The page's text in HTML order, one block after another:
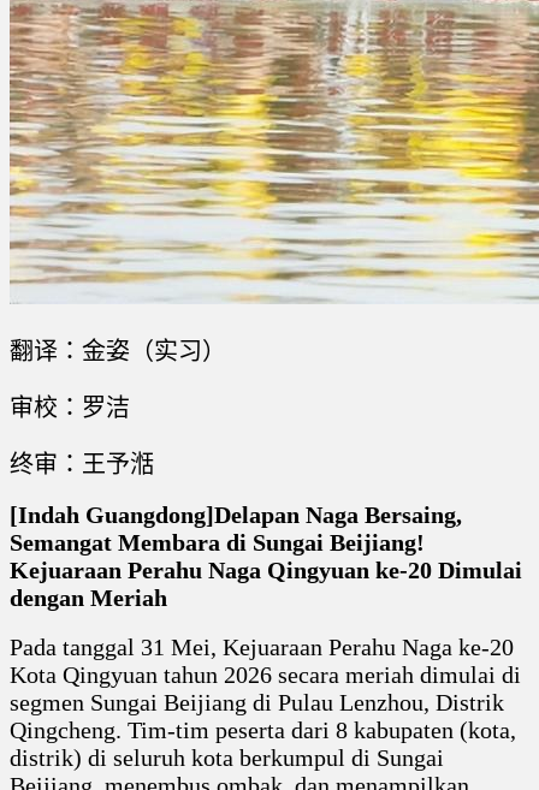
翻译：金姿（实习）
审校：罗洁
终审：王予湉
[Indah Guangdong]Delapan Naga Bersaing,
Semangat Membara di Sungai Beijiang!
Kejuaraan Perahu Naga Qingyuan ke-20 Dimulai
dengan Meriah
Pada tanggal 31 Mei, Kejuaraan Perahu Naga ke-20
Kota Qingyuan tahun 2026 secara meriah dimulai di
segmen Sungai Beijiang di Pulau Lenzhou, Distrik
Qingcheng. Tim-tim peserta dari 8 kabupaten (kota,
distrik) di seluruh kota berkumpul di Sungai